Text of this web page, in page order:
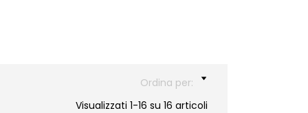
Ordina per:
Visualizzati 1-16 su 16 articoli